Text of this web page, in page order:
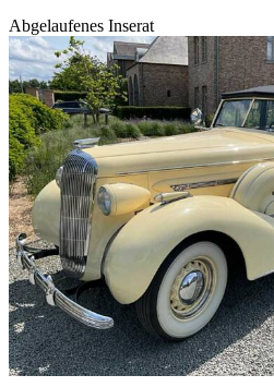
Abgelaufenes Inserat